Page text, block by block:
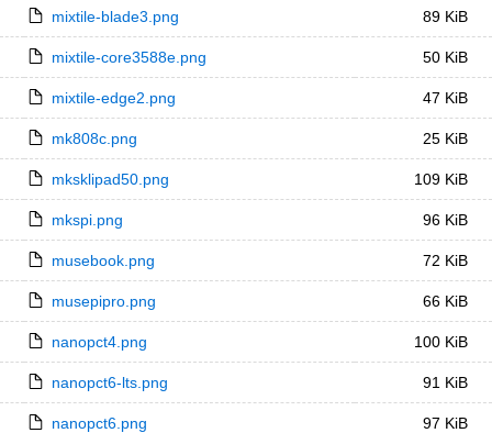
mixtile-blade3.png 89 KiB
mixtile-core3588e.png 50 KiB
mixtile-edge2.png 47 KiB
mk808c.png 25 KiB
mksklipad50.png 109 KiB
mkspi.png 96 KiB
musebook.png 72 KiB
musepipro.png 66 KiB
nanopct4.png 100 KiB
nanopct6-lts.png 91 KiB
nanopct6.png 97 KiB